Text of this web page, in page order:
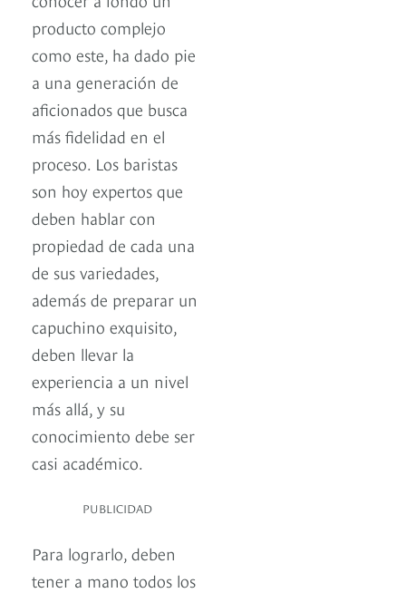
producto complejo
como este, ha dado pie
a una generación de
aficionados que busca
más fidelidad en el
proceso. Los baristas
son hoy expertos que
deben hablar con
propiedad de cada una
de sus variedades,
además de preparar un
capuchino exquisito,
deben llevar la
experiencia a un nivel
más allá, y su
conocimiento debe ser
casi académico.
PUBLICIDAD
Para lograrlo, deben
tener a mano todos los